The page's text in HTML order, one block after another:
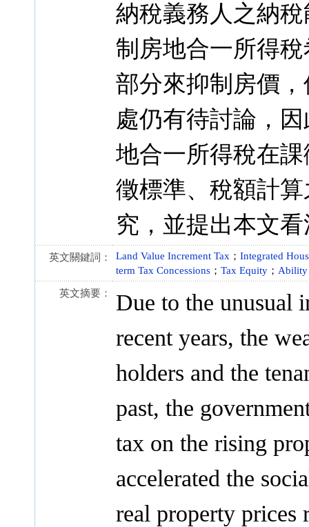
納稅義務人之納
制房地合一所得
部分來抑制房價
處仍有待討論，
地合一所得稅在
徵標準、稅額計
究，並提出本文
英文關鍵詞： Land Value Increment Tax ； Integrated
term Tax Concessions ； Tax Equity ； Ability
英文摘要：
Due to the unusual
recent years, the
holders and the
past, the
tax on the rising
accelerated the
real property prices